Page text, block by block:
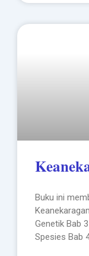
Buku ini
Genetik Bab
Spesies Bab